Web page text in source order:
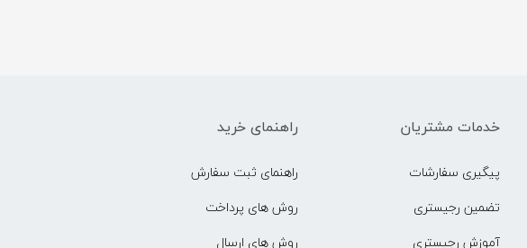
خدمات مشتریان
پیگیری سفارشات
تضمین رجیستری
آموزش رجیستری
راهنمای خرید
راهنمای ثبت سفارش
روش های پرداخت
روش های ارسال